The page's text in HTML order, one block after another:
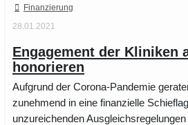
Finanzierung
28.01.2021
Engagement der Kliniken
honorieren
Aufgrund der Corona-Pandemie
zunehmend in eine finanzielle
unzureichenden